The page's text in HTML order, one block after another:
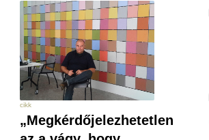
cikk
„Megkérdőjelezhetetlen